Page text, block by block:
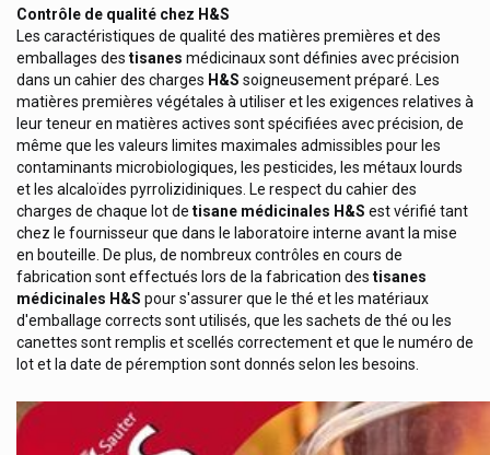
Contrôle de qualité chez H&S
Les caractéristiques de qualité des matières premières et des
emballages des tisanes médicinaux sont définies avec précision
dans un cahier des charges H&S soigneusement préparé. Les
matières premières végétales à utiliser et les exigences relatives à
leur teneur en matières actives sont spécifiées avec précision, de
même que les valeurs limites maximales admissibles pour les
contaminants microbiologiques, les pesticides, les métaux lourds
et les alcaloïdes pyrrolizidiniques. Le respect du cahier des
charges de chaque lot de tisane médicinales H&S est vérifié tant
chez le fournisseur que dans le laboratoire interne avant la mise
en bouteille. De plus, de nombreux contrôles en cours de
fabrication sont effectués lors de la fabrication des tisanes
médicinales H&S pour s'assurer que le thé et les matériaux
d'emballage corrects sont utilisés, que les sachets de thé ou les
canettes sont remplis et scellés correctement et que le numéro de
lot et la date de péremption sont donnés selon les besoins.
Frio Pochettes
Frontline Antiparasitaires
Fumouze
Galderma
Galenco Soins Bébés
Gall Pharma
Gants
Garance Lingerie/maillots De Bain
Garancia Cosmétique Visage / Corps
Gehwol Produits Pieds
Get Plugged